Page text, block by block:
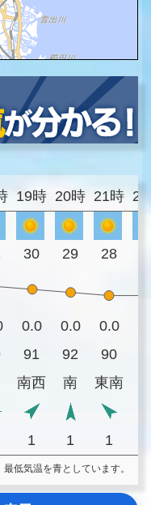
19時 20時 21時
30 29 28
0.0 0.0 0.0
91 92 90
南西 南 東南
1 1 1
低気温を青としています。